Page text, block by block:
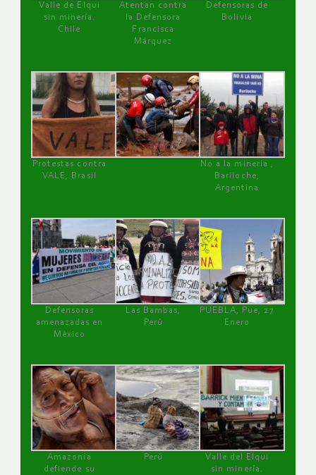
Valle de Elqui
sin minería.
Chile
Atentan contra
la Defensora
Francisca
Márquez
Defensoras de
Bolivia
Protestas contra
VALE, Brasil
No a la minería ,
Bariloche,
Argentina
Defensoras
amenazadas en
México
Las Bambas,
Perú
PUEBLA, Pue, 27
Enero
Amazonía
defiende su
Perú
Valle del Elqui
sin minería.